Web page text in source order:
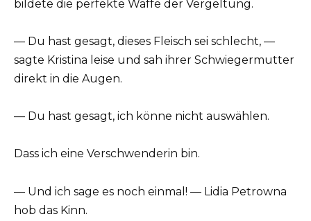
bildete die perfekte Waffe der Vergeltung.
— Du hast gesagt, dieses Fleisch sei schlecht, —
sagte Kristina leise und sah ihrer Schwiegermutter
direkt in die Augen.
— Du hast gesagt, ich könne nicht auswählen.
Dass ich eine Verschwenderin bin.
— Und ich sage es noch einmal! — Lidia Petrowna
hob das Kinn.